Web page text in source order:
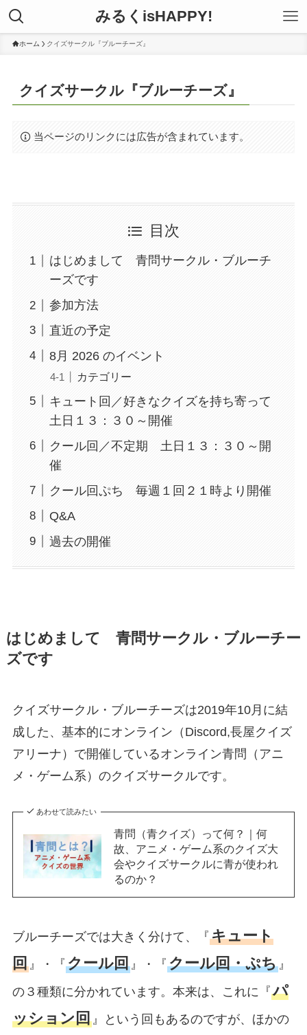
みるくisHAPPY!
ホーム クイズサークル『ブルーチーズ』
クイズサークル『ブルーチーズ』
当ページのリンクには広告が含まれています。
目次
はじめまして 青問サークル・ブルーチ
ーズです
参加方法
直近の予定
8月 2026 のイベント
カテゴリー
キュート回／好きなクイズを持ち寄って
土日１３：３０～開催
クール回／不定期 土日１３：３０～開
催
クール回ぷち 毎週１回２１時より開催
Q&A
過去の開催
はじめまして 青問サークル・ブルーチー
ズです
クイズサークル・ブルーチーズは2019年10月に結
成した、基本的にオンライン（Discord,長屋クイズ
アリーナ）で開催しているオンライン青問（アニ
メ・ゲーム系）のクイズサークルです。
あわせて読みたい
青問（青クイズ）って何？｜何
故、アニメ・ゲーム系のクイズ大
会やクイズサークルに青が使われ
るのか？
ブルーチーズでは大きく分けて、『キュート
回』・『クール回』・『クール回・ぷち』
の３種類に分かれています。本来は、これに『パ
ッション回』という回もあるのですが、ほかの